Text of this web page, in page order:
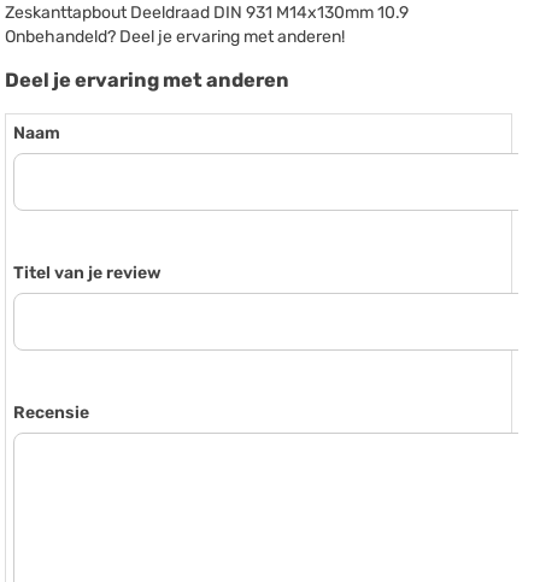
Zeskanttapbout Deeldraad DIN 931 M14x130mm 10.9
Onbehandeld? Deel je ervaring met anderen!
Deel je ervaring met anderen
Naam
Titel van je review
Recensie